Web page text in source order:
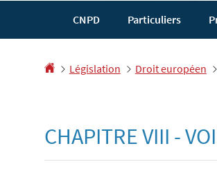
CNPD Particuliers
AccueilLégislation Droit européen
CHAPITRE VIII -